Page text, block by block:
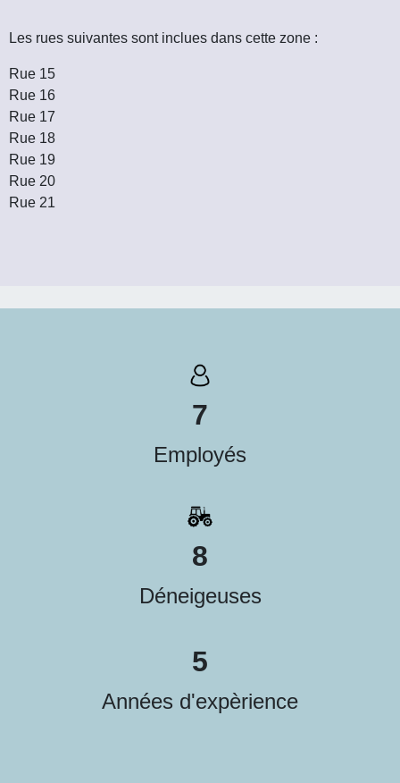
Les rues suivantes sont inclues dans cette zone :
Rue 15
Rue 16
Rue 17
Rue 18
Rue 19
Rue 20
Rue 21
7
Employés
8
Déneigeuses
5
Années d'expèrience